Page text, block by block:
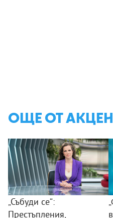
ОЩЕ ОТ
„Събуди се“:
Престъпления,